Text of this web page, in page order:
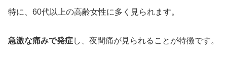
特に、60代以上の高齢女性に多く見られます。
急激な痛みで発症し、夜間痛が見られることが特徴です。